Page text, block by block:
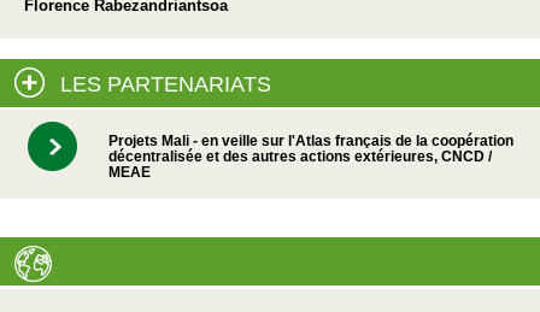
Florence Rabezandriantsoa
LES PARTENARIATS
Projets Mali - en veille sur l'Atlas français de la coopération
décentralisée et des autres actions extérieures, CNCD /
MEAE